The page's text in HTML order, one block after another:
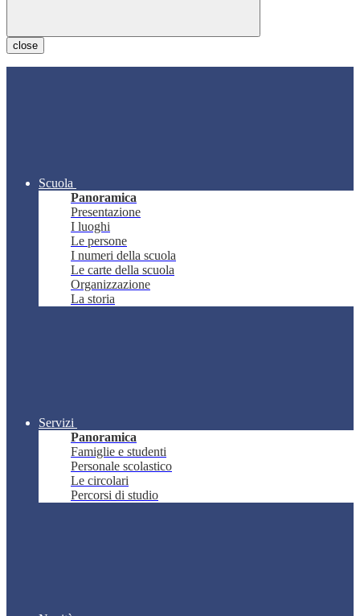
close
Scuola
Panoramica
Presentazione
I luoghi
Le persone
I numeri della scuola
Le carte della scuola
Organizzazione
La storia
Servizi
Panoramica
Famiglie e studenti
Personale scolastico
Le circolari
Percorsi di studio